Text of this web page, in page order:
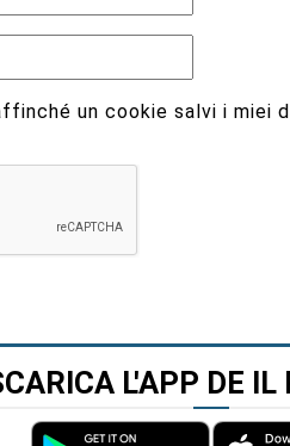
un cookie salvi i miei
L'APP DE IL